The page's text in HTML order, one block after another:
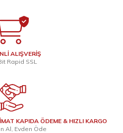
ALIŞVERİŞ
Rapid SSL
KAPIDA ÖDEME & HIZLI KARGO
Al, Evden Öde